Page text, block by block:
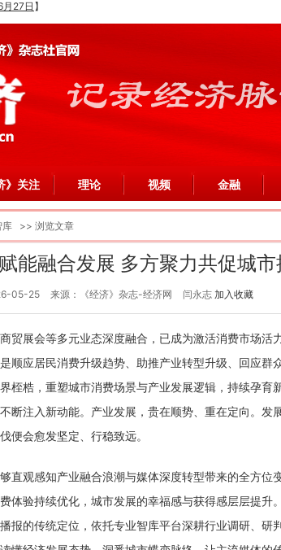
月27日 】
》关注 理论 视频 金融
库 >> 浏览文章
能融合发展 多方聚力共促城市
05-25 来源：《经济》杂志-经济网 闫永志 加入收藏
贸展会等多元业态深度融合，已成为激活消费市场活
顺应居民消费升级趋势、助推产业转型升级、回应群
桎梏，重塑城市消费场景与产业发展逻辑，持续孕育
断注入新动能。产业发展，贵在顺势、重在定向。发
便会愈发坚定、行稳致远。
直观感知产业融合浪潮与媒体深度转型带来的全方位
体验持续优化，城市发展的幸福感与获得感层层提升
报的传统定位，依托专业智库平台深耕行业调研、研